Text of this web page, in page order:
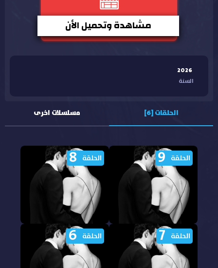
مشاهدة وتحميل الأن
2026
السنة
الحلقات [6] مسلسلات اخرى
مشاهدة مسلسل Love
Story 2026 الحلقة 9
مترجمة
الحلقة 9
مشاهدة مسلسل Love
Story 2026 الحلقة 8
مترجمة
الحلقة 8
الحلقة 7 الحلقة 6